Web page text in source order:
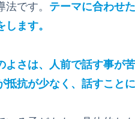
です。 テーマに合わせ
します。
よさは、人前で話す事が
抵抗が少なく、話すこと